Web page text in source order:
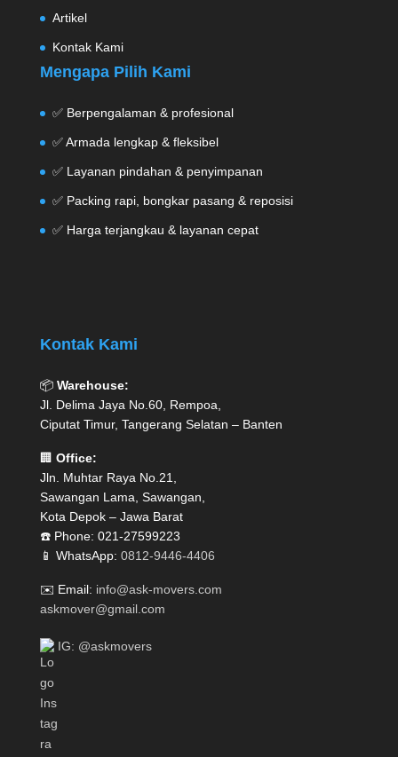
Artikel
Kontak Kami
Mengapa Pilih Kami
✅ Berpengalaman & profesional
✅ Armada lengkap & fleksibel
✅ Layanan pindahan & penyimpanan
✅ Packing rapi, bongkar pasang & reposisi
✅ Harga terjangkau & layanan cepat
Kontak Kami
📦 Warehouse:
Jl. Delima Jaya No.60, Rempoa,
Ciputat Timur, Tangerang Selatan – Banten
🏢 Office:
Jln. Muhtar Raya No.21,
Sawangan Lama, Sawangan,
Kota Depok – Jawa Barat
☎️ Phone: 021-27599223
📱 WhatsApp: 0812-9446-4406
✉️ Email: info@ask-movers.com
askmover@gmail.com
IG: @askmovers